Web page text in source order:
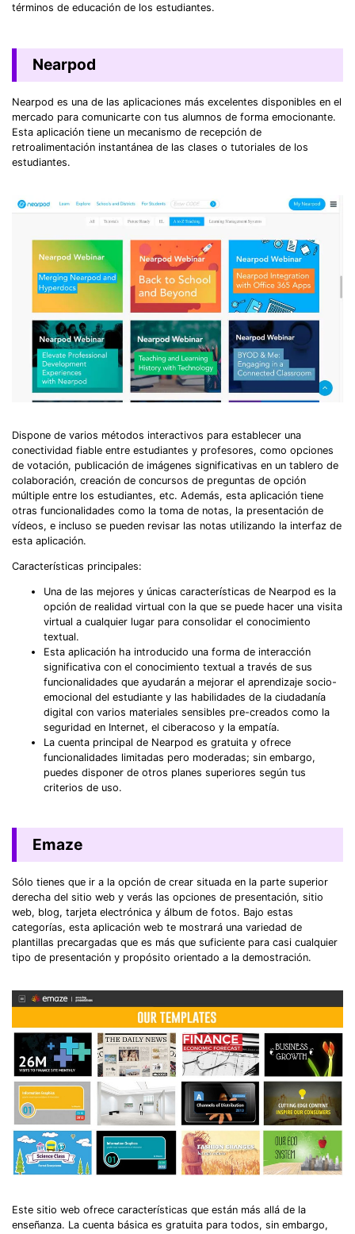
términos de educación de los estudiantes.
Nearpod
Nearpod es una de las aplicaciones más excelentes disponibles en el
mercado para comunicarte con tus alumnos de forma emocionante.
Esta aplicación tiene un mecanismo de recepción de
retroalimentación instantánea de las clases o tutoriales de los
estudiantes.
Dispone de varios métodos interactivos para establecer una
conectividad fiable entre estudiantes y profesores, como opciones
de votación, publicación de imágenes significativas en un tablero de
colaboración, creación de concursos de preguntas de opción
múltiple entre los estudiantes, etc. Además, esta aplicación tiene
otras funcionalidades como la toma de notas, la presentación de
vídeos, e incluso se pueden revisar las notas utilizando la interfaz de
esta aplicación.
Características principales:
Una de las mejores y únicas características de Nearpod es la
opción de realidad virtual con la que se puede hacer una visita
virtual a cualquier lugar para consolidar el conocimiento
textual.
Esta aplicación ha introducido una forma de interacción
significativa con el conocimiento textual a través de sus
funcionalidades que ayudarán a mejorar el aprendizaje socio-
emocional del estudiante y las habilidades de la ciudadanía
digital con varios materiales sensibles pre-creados como la
seguridad en Internet, el ciberacoso y la empatía.
La cuenta principal de Nearpod es gratuita y ofrece
funcionalidades limitadas pero moderadas; sin embargo,
puedes disponer de otros planes superiores según tus
criterios de uso.
Emaze
Sólo tienes que ir a la opción de crear situada en la parte superior
derecha del sitio web y verás las opciones de presentación, sitio
web, blog, tarjeta electrónica y álbum de fotos. Bajo estas
categorías, esta aplicación web te mostrará una variedad de
plantillas precargadas que es más que suficiente para casi cualquier
tipo de presentación y propósito orientado a la demostración.
Este sitio web ofrece características que están más allá de la
enseñanza. La cuenta básica es gratuita para todos, sin embargo,